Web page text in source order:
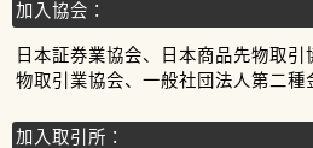
加入協会：
日本証券業協会、日本商品先物取
物取引業協会、一般社団法人第二種
加入取引所：